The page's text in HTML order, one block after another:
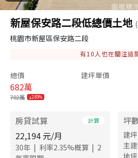
新屋保安路二段低總價土地
桃園市新屋區保安路二段
有10 人也在關注這
總價
682萬
702萬 2.85%
建坪單價
房貸試算 計算
22,194 元/月
30年 | 利率2.35%概算 | 2
坪
建坪
主
地坪